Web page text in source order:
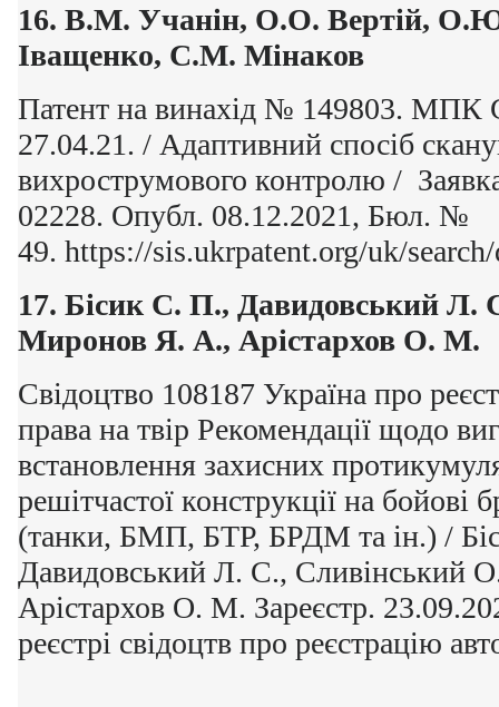
16. В.М. Учанін, О.О. Вертій,
Іващенко, С.М. Мінаков
Патент на винахід № 149803. МПК
27.04.21. / Адаптивний спосіб
вихрострумового контролю /
02228. Опубл. 08.12.2021, Бюл. №
49. https://sis.ukrpatent.org/uk/
17. Бісик С. П., Давидовський Л.
Миронов Я. А., Арістархов О. М.
Свідоцтво 108187 Україна про
права на твір Рекомендації щодо
встановлення захисних
решітчастої конструкції на бойові
(танки, БМП, БТР, БРДМ та ін.) /
Давидовський Л. С.,
Арістархов О. М. Зареєстр.
реєстрі свідоцтв про реєстрацію